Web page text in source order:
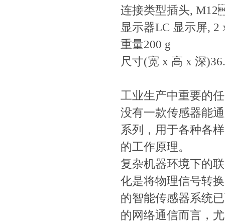
连接类型插头,
显示器LC 显示屏, 2
重量200 g
尺寸(宽 x 高 x 深)
工业生产中重要的任
没有一款传感器能通
系列，用于各种各
的工作原理。
复杂机器环境下的
化是将物理信号转换
的智能传感器系统已
的网络通信而言